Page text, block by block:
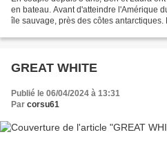
en bateau. Avant d'atteindre l'Amérique
île sauvage, près des côtes antarctiques.
GREAT WHITE
Publié le 06/04/2024 à 13:31
Par corsu61